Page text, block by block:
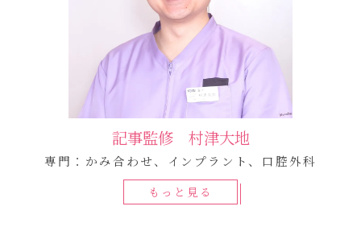
記事監修 村津大地
専門：かみ合わせ、インプラント、口腔外科
もっと見る